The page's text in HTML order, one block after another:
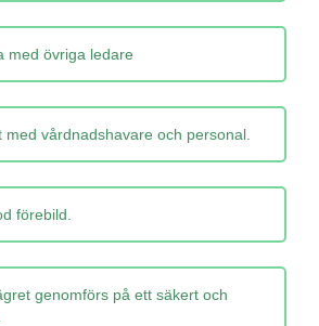
med övriga ledare
med vårdnadshavare och personal.
förebild.
genomförs på ett säkert och